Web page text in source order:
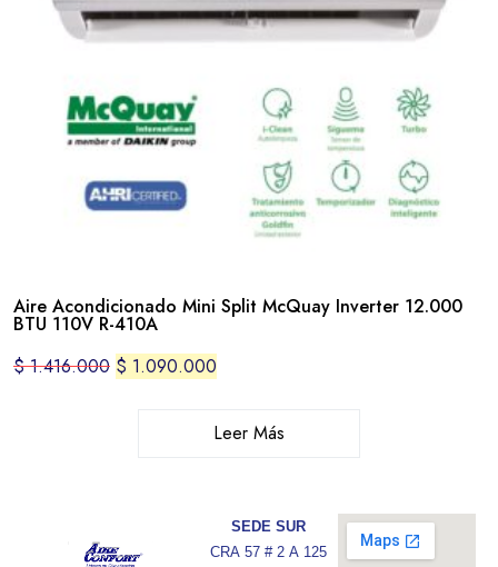
Aire Acondicionado Mini Split McQuay Inverter 12.000
BTU 110V R-410A
$1.416.000 $ 1.090.000
Leer Más
SEDE SUR
CRA 57 # 2 A 125